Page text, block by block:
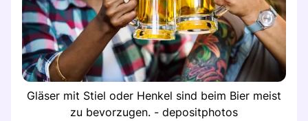
Gläser mit Stiel oder Henkel sind beim Bier meist
zu bevorzugen. - depositphotos